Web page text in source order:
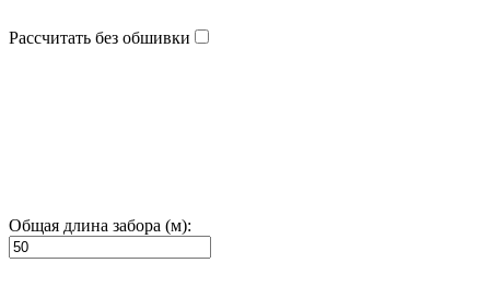
Рассчитать без обшивки
Общая длина забора (м):